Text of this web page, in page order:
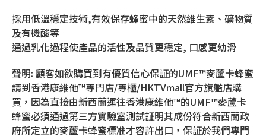
採用低溫穩定技術,有效保存蜂蜜中的天然維生素、礦物質
及有機酸等
通過乳化過程使產品的活性及品質更穩定, 口感更幼滑
聲明: 顧客如欲購買到有優質信心保証的UMF™麥蘆卡蜂蜜
請到香港康維他™專門店/專櫃/HKTVmall官方旗艦店購
買，因為直接由新西蘭運往香港康維他™的UMF™麥蘆卡
蜂蜜必須通過第三方實驗室測試証明其成份符合新西蘭政
府所定立的麥蘆卡蜂蜜標准才容許出口，保証於我們專門